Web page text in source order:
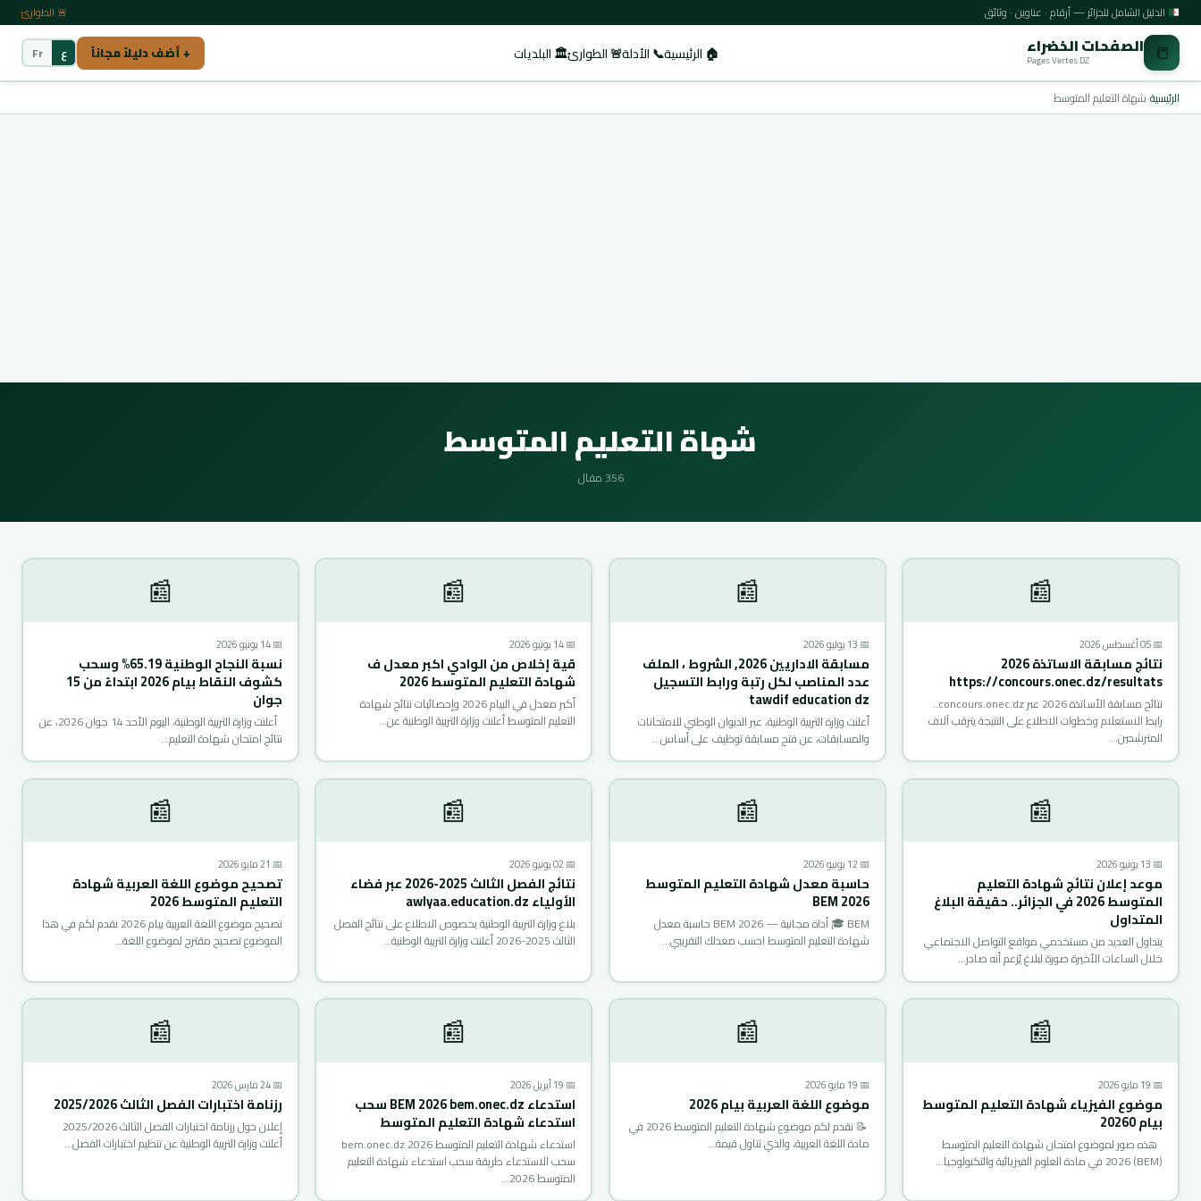
الدليل الشامل للجزائر — أرقام · عناوين · وثائق 🚨 الطوارئ
📒 الصفحات الخضراء
Pages Vertes DZ 🏠 الرئيسية📞 الأدلة🚨 الطوارئ🏛️ البلديات + أضف دليلاً مجاناً ع Fr
الرئيسية›شهاة التعليم المتوسط
شهاة التعليم المتوسط
356 مقال
📰
📅 05 أغسطس 2026
نتائج مسابقة الاساتذة 2026
https://concours.onec.dz/resultats
نتائج مسابقة الأساتذة 2026 عبر concours.onec.dz..
رابط الاستعلام وخطوات الاطلاع على النتيجة يترقب آلاف
المترشحين…
📰
📅 13 يوليو 2026
مسابقة الاداريين 2026, الشروط ، الملف
عدد المناصب لكل رتبة ورابط التسجيل
tawdif education dz
أعلنت وزارة التربية الوطنية، عبر الديوان الوطني للامتحانات
والمسابقات، عن فتح مسابقة توظيف على أساس…
📰
📅 14 يونيو 2026
قية إخلاص من الوادي اكبر معدل ف
شهادة التعليم المتوسط 2026
أكبر معدل في البيام 2026 وإحصائيات نتائج شهادة
التعليم المتوسط أعلنت وزارة التربية الوطنية عن…
📰
📅 14 يونيو 2026
نسبة النجاح الوطنية 65.19% وسحب
كشوف النقاط بيام 2026 ابتداءً من 15
جوان
أعلنت وزارة التربية الوطنية، اليوم الأحد 14 جوان 2026، عن
نتائج امتحان شهادة التعليم…
📰
📅 13 يونيو 2026
موعد إعلان نتائج شهادة التعليم
المتوسط 2026 في الجزائر.. حقيقة البلاغ
المتداول
يتداول العديد من مستخدمي مواقع التواصل الاجتماعي
خلال الساعات الأخيرة صورة لبلاغ يُزعم أنه صادر…
📰
📅 12 يونيو 2026
حاسبة معدل شهادة التعليم المتوسط
2026 BEM
BEM 🎓 أداة مجانية — BEM 2026 حاسبة معدل
شهادة التعليم المتوسط احسب معدلك التقريبي…
📰
📅 02 يونيو 2026
نتائج الفصل الثالث 2025-2026 عبر فضاء
الأولياء awlyaa.education.dz
بلاغ وزارة التربية الوطنية بخصوص الاطلاع على نتائج الفصل
الثالث 2025-2026 أعلنت وزارة التربية الوطنية…
📰
📅 21 مايو 2026
تصحيح موضوع اللغة العربية شهادة
التعليم المتوسط 2026
تصحيح موضوع اللغة العربية بيام 2026 نقدم لكم في هذا
الموضوع تصحيح مقترح لموضوع اللغة…
📰
📅 19 مايو 2026
موضوع الفيزياء شهادة التعليم المتوسط
بيام 20260
هذه صور لموضوع امتحان شهادة التعليم المتوسط
(BEM) 2026 في مادة العلوم الفيزيائية والتكنولوجيا…
📰
📅 19 مايو 2026
موضوع اللغة العربية بيام 2026
📝 نقدم لكم موضوع شهادة التعليم المتوسط 2026 في
مادة اللغة العربية، والذي تناول قيمة…
📰
📅 19 أبريل 2026
استدعاء BEM 2026 bem.onec.dz سحب
استدعاء شهادة التعليم المتوسط
استدعاء شهادة التعليم المتوسط 2026 bem.onec.dz
سحب الاستدعاء طريقة سحب استدعاء شهادة التعليم
المتوسط 2026…
📰
📅 24 مارس 2026
رزنامة اختبارات الفصل الثالث 2025/2026
إعلان حول رزنامة اختبارات الفصل الثالث 2025/2026
أعلنت وزارة التربية الوطنية عن تنظيم اختبارات الفصل…